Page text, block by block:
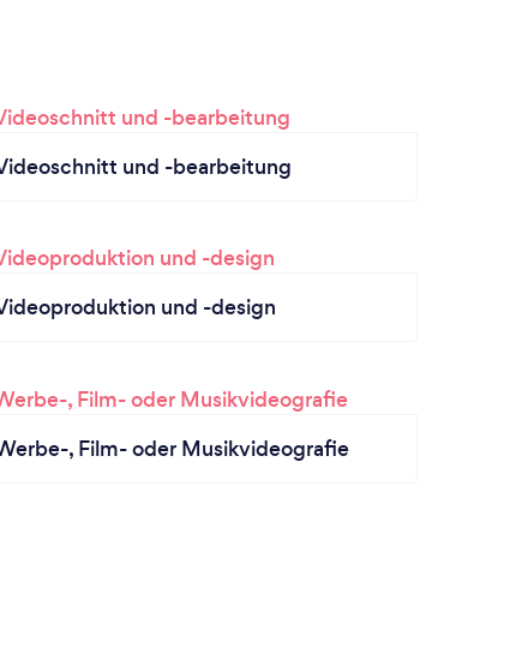
und -bearbeitung
und -design
, Film- oder Musikvideografie